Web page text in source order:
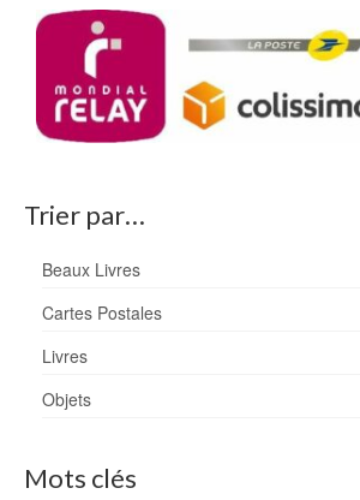
Trier par…
Beaux Livres
Cartes Postales
Livres
Objets
Mots clés